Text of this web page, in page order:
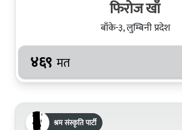
फिरोज खाँ
बाँके-३, लुम्बिनी प्रदेश
४६९ मत
श्रम संस्कृति पार्टी